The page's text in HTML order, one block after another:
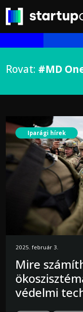
Rovat: #MD
Iparági hírek
2025. február 3.
Mire
védelmi